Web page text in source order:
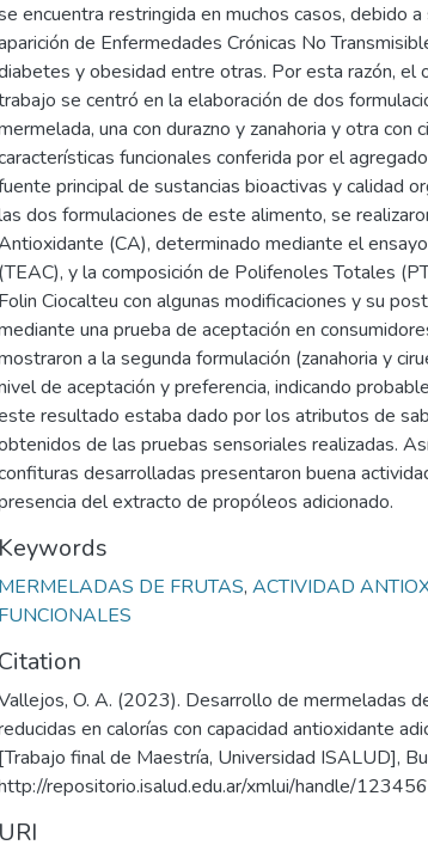
encuentra restringida en muchos casos, debido a
de Enfermedades Crónicas No
y obesidad entre otras. Por esta razón,
se centró en la elaboración de dos
una con durazno y zanahoria y otra con
funcionales conferida por el
principal de sustancias bioactivas y calidad
dos formulaciones de este alimento, se
(CA), determinado mediante el
(TEAC), y la composición de Polifenoles Totales
Folin Ciocalteu con algunas modificaciones y su
una prueba de aceptación en
a la segunda formulación (zanahoria y
de aceptación y preferencia, indicando
resultado estaba dado por los atributos de
de las pruebas sensoriales realizadas.
desarrolladas presentaron buena
del extracto de propóleos adicionado.
Keywords
MERMELADAS DE FRUTAS, ACTIVIDAD
FUNCIONALES
Citation
O. A. (2023). Desarrollo de mermeladas
en calorías con capacidad antioxidante
[Trabajo final de Maestría, Universidad ISALUD],
repositorio.isalud.edu.ar/xmlui/handle/
URI